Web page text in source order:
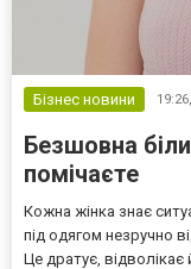
Бізнес новини 19:26,
Безшовна
помічаєте
Кожна жінка знає
під одягом незручно
Це дратує, відволікає